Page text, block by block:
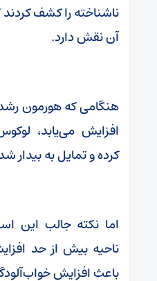
ناشناخته را کشف
آن نقش دارد.
هنگامی که هورمون
افزایش می‌یابد،
کرده و تمایل به بیدار
اما نکته جالب این
ناحیه بیش از حد
باعث افزایش